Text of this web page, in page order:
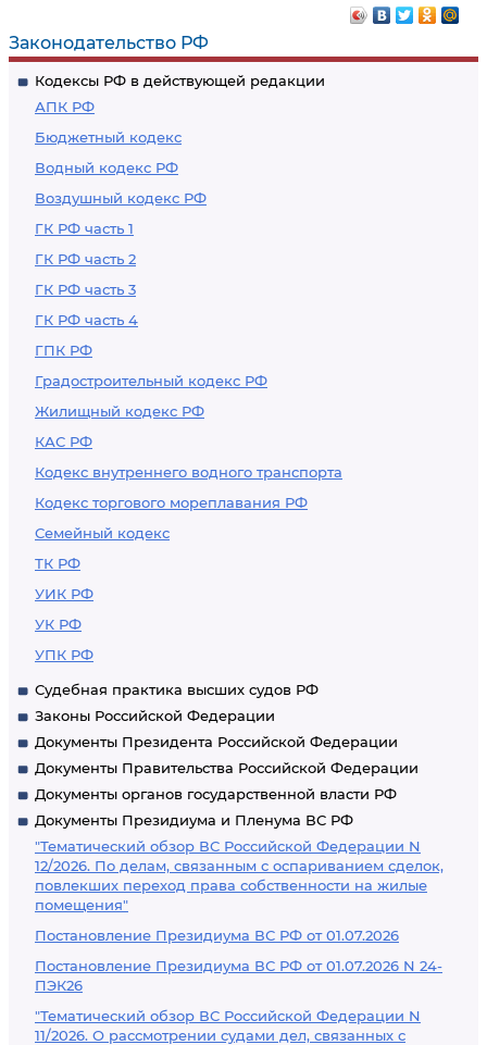
Законодательство РФ
Кодексы РФ в действующей редакции
АПК РФ
Бюджетный кодекс
Водный кодекс РФ
Воздушный кодекс РФ
ГК РФ часть 1
ГК РФ часть 2
ГК РФ часть 3
ГК РФ часть 4
ГПК РФ
Градостроительный кодекс РФ
Жилищный кодекс РФ
КАС РФ
Кодекс внутреннего водного транспорта
Кодекс торгового мореплавания РФ
Семейный кодекс
ТК РФ
УИК РФ
УК РФ
УПК РФ
Судебная практика высших судов РФ
Законы Российской Федерации
Документы Президента Российской Федерации
Документы Правительства Российской Федерации
Документы органов государственной власти РФ
Документы Президиума и Пленума ВС РФ
"Тематический обзор ВС Российской Федерации N
12/2026. По делам, связанным с оспариванием сделок,
повлекших переход права собственности на жилые
помещения"
Постановление Президиума ВС РФ от 01.07.2026
Постановление Президиума ВС РФ от 01.07.2026 N 24-
ПЭК26
"Тематический обзор ВС Российской Федерации N
11/2026. О рассмотрении судами дел, связанных с